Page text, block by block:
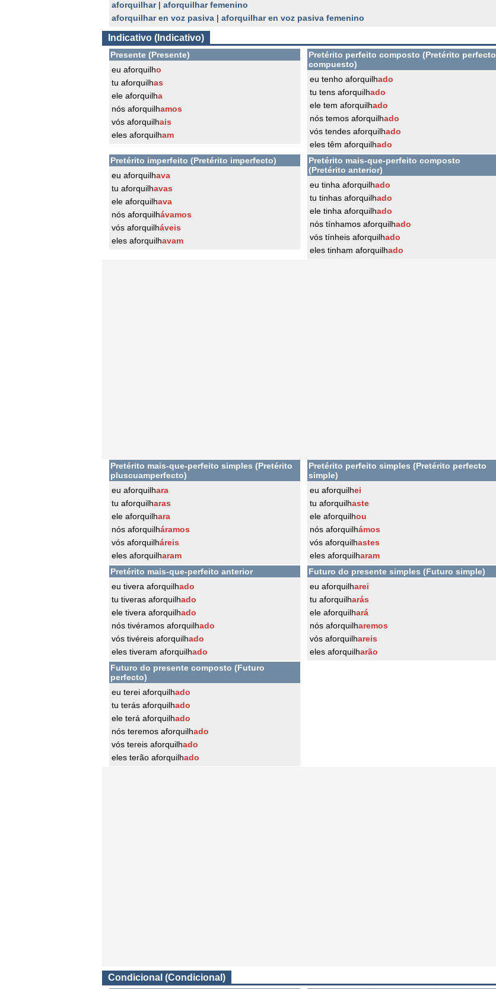
aforquilhar| aforquilhar femenino
aforquilhar en voz pasiva | aforquilhar en voz pasiva femenino
Indicativo (Indicativo)
Presente (Presente)
eu aforquilho
tu aforquilhas
ele aforquilha
nós aforquilhamos
vós aforquilhais
eles aforquilham
Pretérito perfeito composto (Pretérito perfecto
compuesto)
eu tenho aforquilhado
tu tens aforquilhado
ele tem aforquilhado
nós temos aforquilhado
vós tendes aforquilhado
eles têm aforquilhado
Pretérito imperfeito (Pretérito imperfecto)
eu aforquilhava
tu aforquilhavas
ele aforquilhava
nós aforquilhávamos
vós aforquilháveis
eles aforquilhavam
Pretérito mais-que-perfeito composto
(Pretérito anterior)
eu tinha aforquilhado
tu tinhas aforquilhado
ele tinha aforquilhado
nós tínhamos aforquilhado
vós tínheis aforquilhado
eles tinham aforquilhado
Pretérito mais-que-perfeito simples (Pretérito
pluscuamperfecto)
eu aforquilhara
tu aforquilharas
ele aforquilhara
nós aforquilháramos
vós aforquilháreis
eles aforquilharam
Pretérito perfeito simples (Pretérito perfecto
simple)
eu aforquilhei
tu aforquilhaste
ele aforquilhou
nós aforquilhámos
vós aforquilhastes
eles aforquilharam
Pretérito mais-que-perfeito anterior
eu tivera aforquilhado
tu tiveras aforquilhado
ele tivera aforquilhado
nós tivéramos aforquilhado
vós tivéreis aforquilhado
eles tiveram aforquilhado
Futuro do presente simples (Futuro simple)
eu aforquilharei
tu aforquilharás
ele aforquilhará
nós aforquilharemos
vós aforquilhareis
eles aforquilharão
Futuro do presente composto (Futuro
perfecto)
eu terei aforquilhado
tu terás aforquilhado
ele terá aforquilhado
nós teremos aforquilhado
vós tereis aforquilhado
eles terão aforquilhado
Condicional (Condicional)